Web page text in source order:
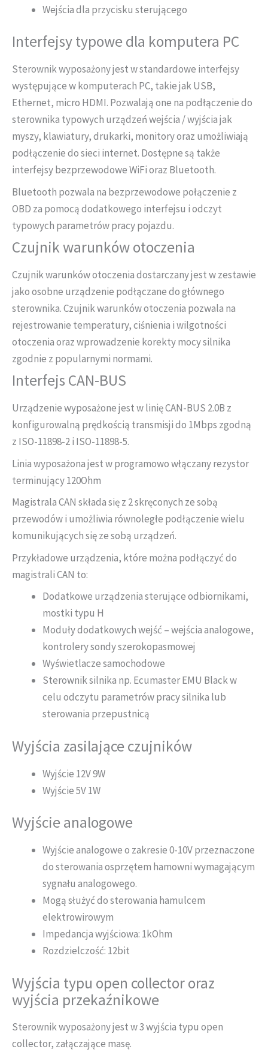
Wejścia dla przycisku sterującego
Interfejsy typowe dla komputera PC
Sterownik wyposażony jest w standardowe interfejsy
występujące w komputerach PC, takie jak USB,
Ethernet, micro HDMI. Pozwalają one na podłączenie do
sterownika typowych urządzeń wejścia / wyjścia jak
myszy, klawiatury, drukarki, monitory oraz umożliwiają
podłączenie do sieci internet. Dostępne są także
interfejsy bezprzewodowe WiFi oraz Bluetooth.
Bluetooth pozwala na bezprzewodowe połączenie z
OBD za pomocą dodatkowego interfejsu i odczyt
typowych parametrów pracy pojazdu.
Czujnik warunków otoczenia
Czujnik warunków otoczenia dostarczany jest w zestawie
jako osobne urządzenie podłączane do głównego
sterownika. Czujnik warunków otoczenia pozwala na
rejestrowanie temperatury, ciśnienia i wilgotności
otoczenia oraz wprowadzenie korekty mocy silnika
zgodnie z popularnymi normami.
Interfejs CAN-BUS
Urządzenie wyposażone jest w linię CAN-BUS 2.0B z
konfigurowalną prędkością transmisji do 1Mbps zgodną
z ISO-11898-2 i ISO-11898-5.
Linia wyposażona jest w programowo włączany rezystor
terminujący 120Ohm
Magistrala CAN składa się z 2 skręconych ze sobą
przewodów i umożliwia równoległe podłączenie wielu
komunikujących się ze sobą urządzeń.
Przykładowe urządzenia, które można podłączyć do
magistrali CAN to:
Dodatkowe urządzenia sterujące odbiornikami,
mostki typu H
Moduły dodatkowych wejść – wejścia analogowe,
kontrolery sondy szerokopasmowej
Wyświetlacze samochodowe
Sterownik silnika np. Ecumaster EMU Black w
celu odczytu parametrów pracy silnika lub
sterowania przepustnicą
Wyjścia zasilające czujników
Wyjście 12V 9W
Wyjście 5V 1W
Wyjście analogowe
Wyjście analogowe o zakresie 0-10V przeznaczone
do sterowania osprzętem hamowni wymagającym
sygnału analogowego.
Mogą służyć do sterowania hamulcem
elektrowirowym
Impedancja wyjściowa: 1kOhm
Rozdzielczość: 12bit
Wyjścia typu open collector oraz
wyjścia przekaźnikowe
Sterownik wyposażony jest w 3 wyjścia typu open
collector, załączające masę.